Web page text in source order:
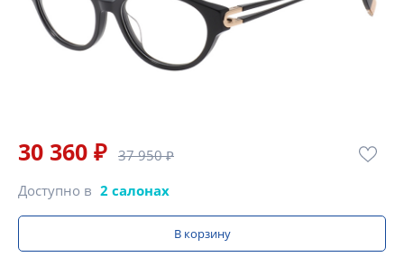
30 360 ₽ 37 950 ₽
Доступно в 2 салонах
В корзину